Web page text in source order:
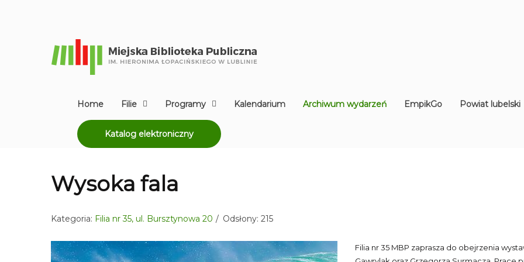
Home Filie Programy Kalendarium Archiwum wydarzeń EmpikGo Powiat lubelski
Katalog elektroniczny
Wysoka fala
Kategoria: Filia nr 35, ul. Bursztynowa 20 Odsłony: 215
Filia nr 35 MBP zaprasza do obejrzenia